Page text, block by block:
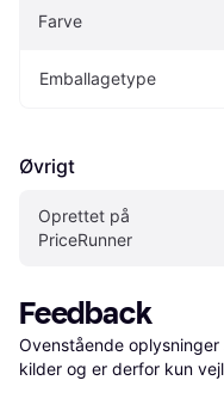
Farve
Emballagetype
Øvrigt
Oprettet på
PriceRunner
Feedback
Ovenstående
kilder og er derfor kun